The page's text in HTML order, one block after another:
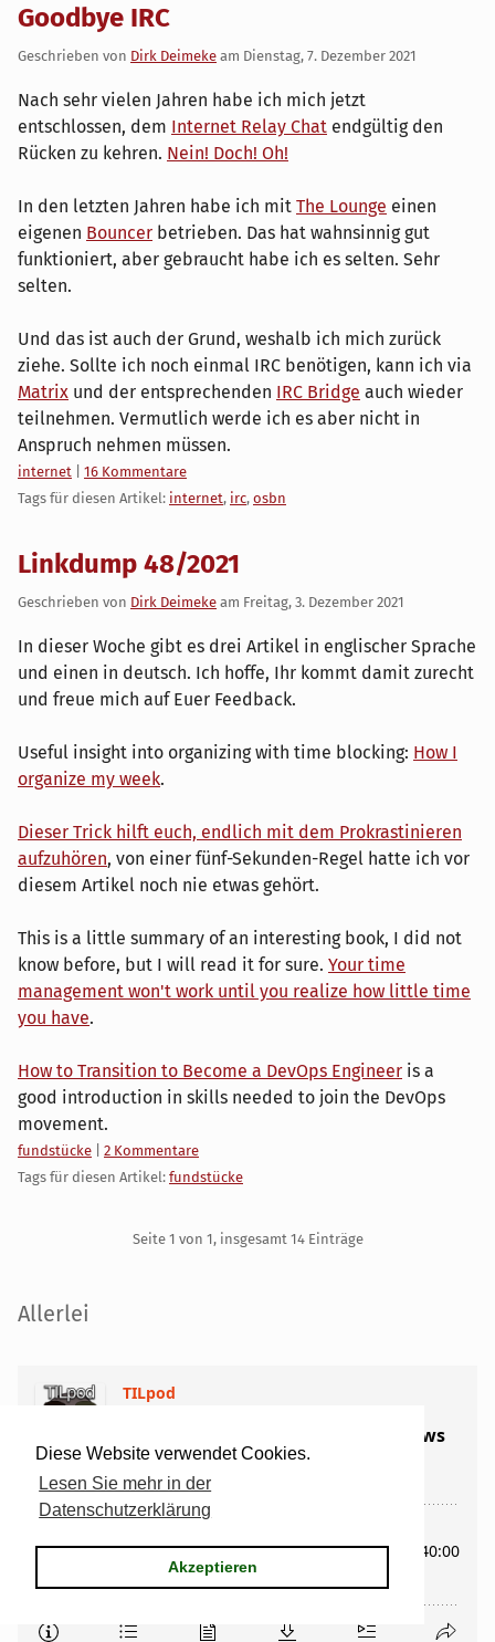
Diese Website verwendet Cookies.
Lesen Sie mehr in der
Datenschutzerklärung
Akzeptieren
Goodbye IRC
Geschrieben von Dirk Deimeke am Dienstag, 7. Dezember 2021
Nach sehr vielen Jahren habe ich mich jetzt
entschlossen, dem Internet Relay Chat endgültig den
Rücken zu kehren. Nein! Doch! Oh!
In den letzten Jahren habe ich mit The Lounge einen
eigenen Bouncer betrieben. Das hat wahnsinnig gut
funktioniert, aber gebraucht habe ich es selten. Sehr
selten.
Und das ist auch der Grund, weshalb ich mich zurück
ziehe. Sollte ich noch einmal IRC benötigen, kann ich via
Matrix und der entsprechenden IRC Bridge auch wieder
teilnehmen. Vermutlich werde ich es aber nicht in
Anspruch nehmen müssen.
Kategorien:
internet
16 Kommentare
Tags für diesen Artikel: internet, irc, osbn
Linkdump 48/2021
Geschrieben von Dirk Deimeke am Freitag, 3. Dezember 2021
In dieser Woche gibt es drei Artikel in englischer Sprache
und einen in deutsch. Ich hoffe, Ihr kommt damit zurecht
und freue mich auf Euer Feedback.
Useful insight into organizing with time blocking: How I
organize my week.
Dieser Trick hilft euch, endlich mit dem Prokrastinieren
aufzuhören, von einer fünf-Sekunden-Regel hatte ich vor
diesem Artikel noch nie etwas gehört.
This is a little summary of an interesting book, I did not
know before, but I will read it for sure. Your time
management won't work until you realize how little time
you have.
How to Transition to Become a DevOps Engineer is a
good introduction in skills needed to join the DevOps
movement.
Kategorien:
fundstücke
2 Kommentare
Tags für diesen Artikel: fundstücke
Seite 1 von 1, insgesamt 14 Einträge
Seitenleiste
Allerlei